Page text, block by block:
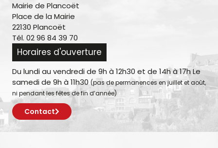
Mairie de Plancoët
Place de la Mairie
22130 Plancoët
Tél. 02 96 84 39 70
Horaires d'ouverture
Du lundi au vendredi de 9h à 12h30 et de 14h à 17h Le
samedi de 9h à 11h30 (pas de permanences en juillet et août,
ni pendant les fêtes de fin d’année)
Contact